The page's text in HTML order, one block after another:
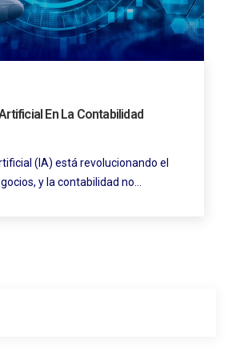
En La Contabilidad
(IA) está revolucionando el
y la contabilidad no…